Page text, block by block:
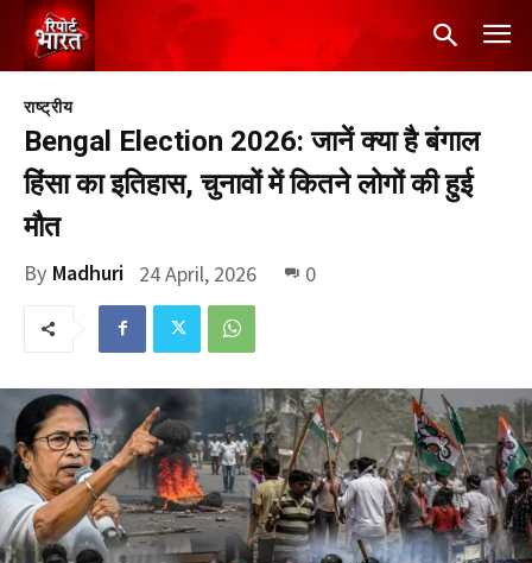
राष्ट्रीय
Bengal Election 2026: जानें क्या है बंगाल
हिंसा का इतिहास, चुनावों में कितने लोगों की हुई
मौत
By Madhuri 24 April, 2026 0